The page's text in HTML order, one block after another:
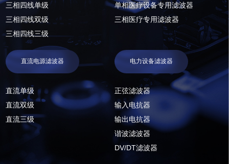
三相四线单级
三相四线双级
三相四线三级
单相医疗设备专用滤波器
三相医疗专用滤波器
直流电源滤波器
直流单级
直流双级
直流三级
电力设备滤波器
正弦滤波器
输入电抗器
输出电抗器
谐波滤波器
DV/DT滤波器